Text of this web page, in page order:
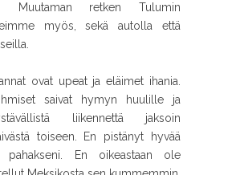
Muutaman retken Tulumin
myös, sekä autolla että
ovat upeat ja eläimet ihania.
saivat hymyn huulille ja
liikennettä jaksoin
toiseen. En pistänyt hyvää
pahakseni. En oikeastaan ole